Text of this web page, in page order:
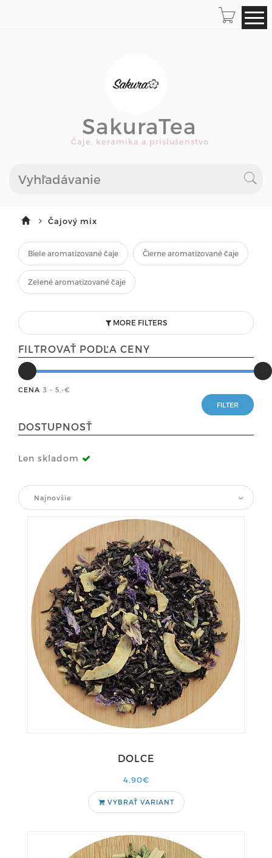
SakuraTea
Čaje, keramika a príslušenstvo
Čajový mix
Biele aromatizované čaje Čierne aromatizované čaje
Zelené aromatizované čaje
MORE FILTERS
FILTROVAŤ PODĽA CENY
CENA 3 - 5 ,-€
DOSTUPNOSŤ
Len skladom
Najnovšie
DOLCE
4,90€
VYBRAŤ VARIANT